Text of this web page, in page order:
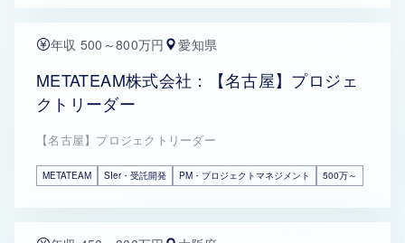
年収 500～800万円 愛知県
METATEAM株式会社：【名古屋】プロジェ
クトリーダー
【名古屋】プロジェクトリーダー
METATEAM SIer・受託開発 PM・プロジェクトマネジメント 500万～